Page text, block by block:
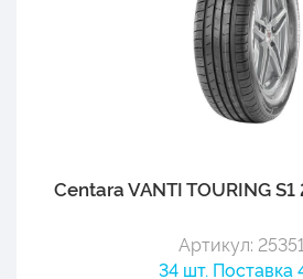
Centara VANTI TOURING
Артикул:
34 шт. Поставка